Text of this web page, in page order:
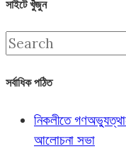
সাইটে খুঁজুন
সর্বাধিক পঠিত
নিকলীতে
আলোচনা সভা